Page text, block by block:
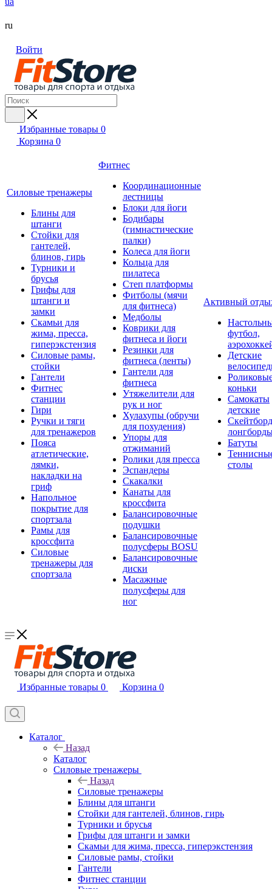
ru
Войти
Избранные товары 0
Корзина 0
Силовые тренажеры
Блины для
штанги
Стойки для
гантелей,
блинов, гирь
Турники и
брусья
Грифы для
штанги и
замки
Скамьи для
жима, пресса,
гиперэкстензия
Силовые рамы,
стойки
Гантели
Фитнес
станции
Гири
Ручки и тяги
для тренажеров
Пояса
атлетические,
лямки,
накладки на
гриф
Напольное
покрытие для
спортзала
Рамы для
кроссфита
Силовые
тренажеры для
спортзала
Фитнес
Координационные
лестницы
Блоки для йоги
Бодибары
(гимнастические
палки)
Колеса для йоги
Кольца для
пилатеса
Степ платформы
Фитболы (мячи
для фитнеса)
Медболы
Коврики для
фитнеса и йоги
Резинки для
фитнеса (ленты)
Гантели для
фитнеса
Утяжелители для
рук и ног
Хулахупы (обручи
для похудения)
Упоры для
отжиманий
Ролики для пресса
Эспандеры
Скакалки
Канаты для
кроссфита
Балансировочные
подушки
Балансировочные
полусферы BOSU
Балансировочные
диски
Масажные
полусферы для
ног
Активный
футбол,
Детские
коньки
Самокаты
детские
Батуты
столы
Избранные товары 0 Корзина 0
Каталог
Назад
Каталог
Силовые тренажеры
Назад
Силовые тренажеры
Блины для штанги
Стойки для гантелей, блинов, гирь
Турники и брусья
Грифы для штанги и замки
Скамьи для жима, пресса, гиперэкстензия
Силовые рамы, стойки
Гантели
Фитнес станции